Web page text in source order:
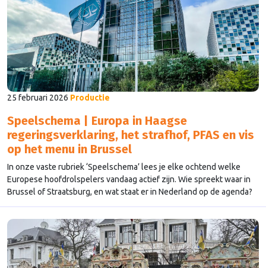
25 februari 2026 Productie
Speelschema | Europa in Haagse
regeringsverklaring, het strafhof, PFAS en vis
op het menu in Brussel
In onze vaste rubriek ‘Speelschema’ lees je elke ochtend welke
Europese hoofdrolspelers vandaag actief zijn. Wie spreekt waar in
Brussel of Straatsburg, en wat staat er in Nederland op de agenda?